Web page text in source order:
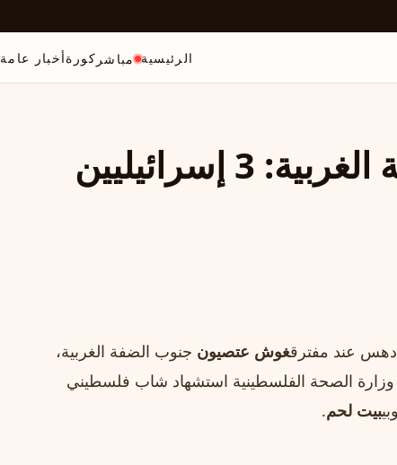
الرئيسية مباشر كورةأخبار عامة
عملية دهس في الضفة الغربية: 3 إسرائيليين
غوش عتصيون جنوب الضفة الغربية،
وزارة الصحة الفلسطينية استشهاد شاب فلسطيني
بيت لحم.